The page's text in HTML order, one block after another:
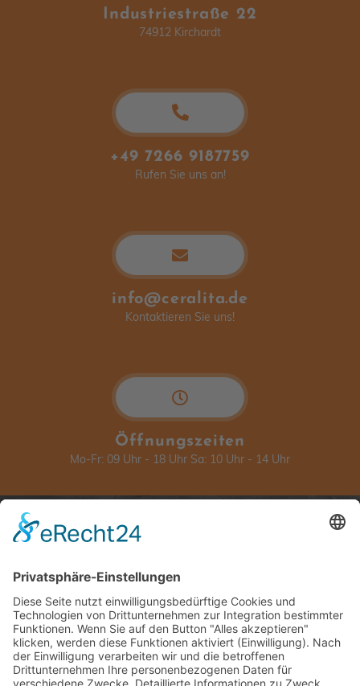
Industriestraße 22
74912 Kirchardt
+49 7266 9187759
Rufen Sie uns an!
info@ceralita.de
Kontaktieren Sie uns!
Öffnungszeiten
Mo-Fr: 09 Uhr - 18 Uhr Sa: 10 Uhr - 14 Uhr
Über Ceralita Rechtliches